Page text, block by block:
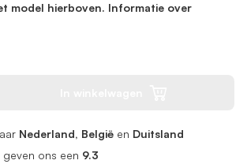
model hierboven. Informatie over
Nederland, België en Duitsland
ons een 9.3